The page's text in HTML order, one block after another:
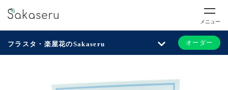
メニュー
フラスタ・楽屋花のSakaseru オーダー